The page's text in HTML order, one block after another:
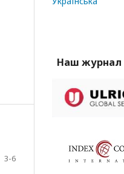
3-6
Наш журнал